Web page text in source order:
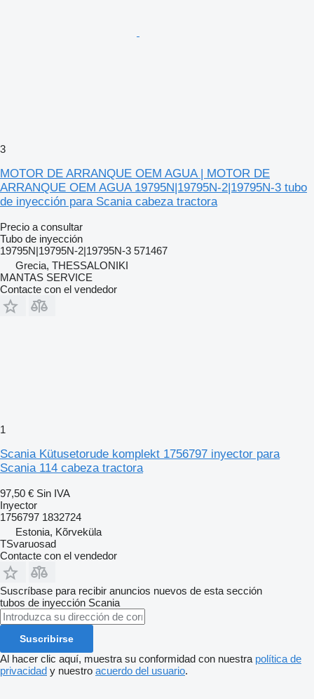
3
MOTOR DE ARRANQUE OEM AGUA | MOTOR DE
ARRANQUE OEM AGUA 19795N|19795N-2|19795N-3 tubo
de inyección para Scania cabeza tractora
Precio a consultar
Tubo de inyección
19795N|19795N-2|19795N-3 571467
Grecia, THESSALONIKI
MANTAS SERVICE
Contacte con el vendedor
1
Scania Kütusetorude komplekt 1756797 inyector para
Scania 114 cabeza tractora
97,50 € Sin IVA
Inyector
1756797 1832724
Estonia, Kõrveküla
TSvaruosad
Contacte con el vendedor
Suscríbase para recibir anuncios nuevos de esta sección
tubos de inyección Scania
Suscribirse
Al hacer clic aquí, muestra su conformidad con nuestra política de
privacidad y nuestro acuerdo del usuario.